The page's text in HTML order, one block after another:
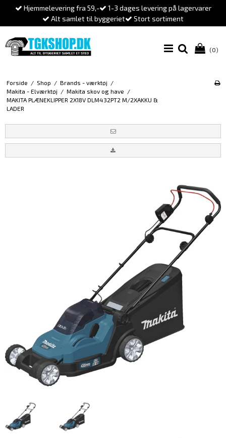
Hjemmelevering fra 59,-
1-3 dages levering på lagervarer
Alt samlet til byggeriet
Stort sortiment
(0)
Forside / Shop / Brands - værktøj /
Makita - Elværktøj / Makita skov og have /
MAKITA PLÆNEKLIPPER 2X18V DLM432PT2 M/2XAKKU &
LADER